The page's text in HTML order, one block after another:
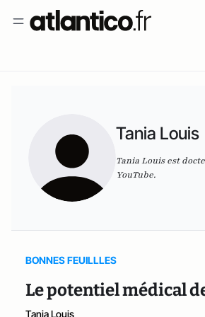
Tania Louis
Tania Louis est
YouTube.
BONNES FEUILLLES
Le potentiel médical
Tania Louis